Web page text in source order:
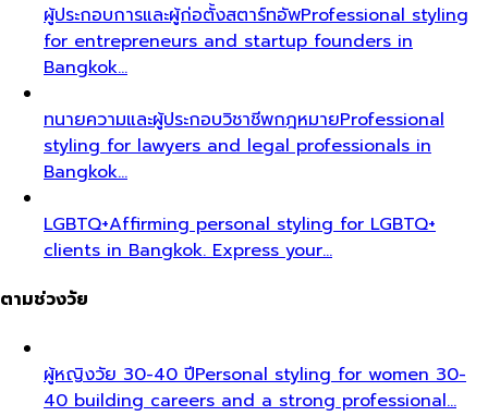
ผู้ประกอบการและผู้ก่อตั้งสตาร์ทอัพProfessional styling
for entrepreneurs and startup founders in
Bangkok…
ทนายความและผู้ประกอบวิชาชีพกฎหมายProfessional
styling for lawyers and legal professionals in
Bangkok…
LGBTQ+Affirming personal styling for LGBTQ+
clients in Bangkok. Express your…
ตามช่วงวัย
ผู้หญิงวัย 30-40 ปีPersonal styling for women 30-
40 building careers and a strong professional…